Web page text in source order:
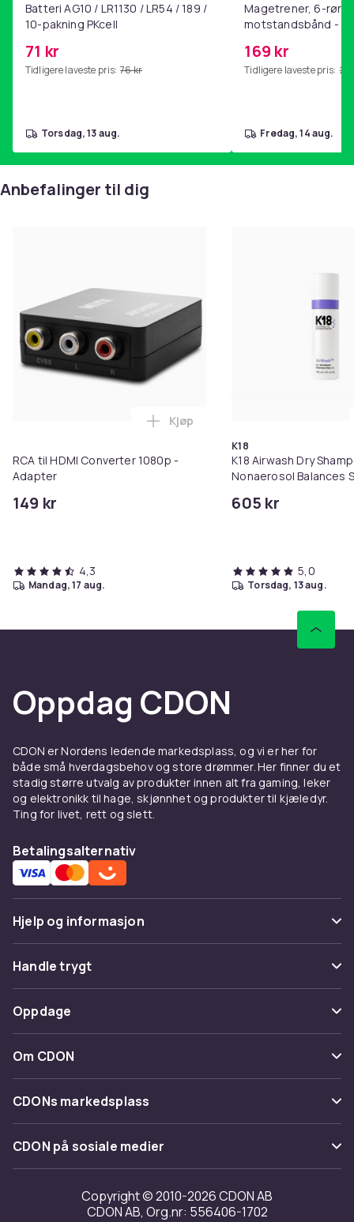
Batteri AG10 / LR1130 / LR54 / 189 /
10-pakning PKcell
71 kr
Tidligere laveste pris: 76 kr
torsdag, 13 aug.
Magetrener, 6-rørs
motstandsbånd -
hjemmegymnastikk
169 kr
Tidligere laveste pris:
fredag, 14 aug.
Anbefalinger til dig
RCA til HDMI Converter 1080p -
Adapter
149 kr
Legg RCA til HDMI Converter
Kjøp
4,3
mandag, 17 aug.
K18
K18 Airwash Dry
Nonaerosol Balances
605 kr
5,0
torsdag, 13 aug.
Oppdag CDON
CDON er Nordens ledende markedsplass, og vi er her for
både små hverdagsbehov og store drømmer. Her finner du et
stadig større utvalg av produkter innen alt fra gaming, leker
og elektronikk til hage, skjønnhet og produkter til kjæledyr.
Ting for livet, rett og slett.
Betalingsalternativ
Hjelp og informasjon
Vanlige spørsmål
Spor pakke
Angre & returner her
Kontakt oss
Handle trygt
Betaling
Levering
Tilbakekallinger
Oppdage
Kategorier
Varemerker
Om CDON
Om oss
Kundeanmeldelser
Jobbe på CDON
Investor relations
CDONs markedsplass
Merchant Help Center
CDON på sosiale medier
Copyright © 2010-2026 CDON AB
CDON AB, Org.nr: 556406-1702